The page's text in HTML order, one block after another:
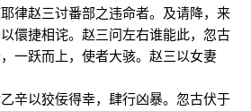
赵三讨番部之违命者。及请降，来
儇捷相诧。赵三问左右谁能此，忽古
一跃而上，使者大骇。赵三以女妻
以狡佞得幸，肆行凶暴。忽古伏于